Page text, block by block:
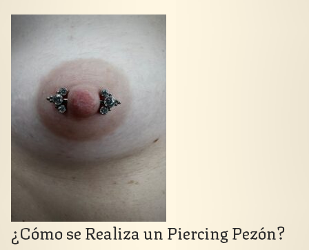
¿Cómo se Realiza un Piercing Pezón?